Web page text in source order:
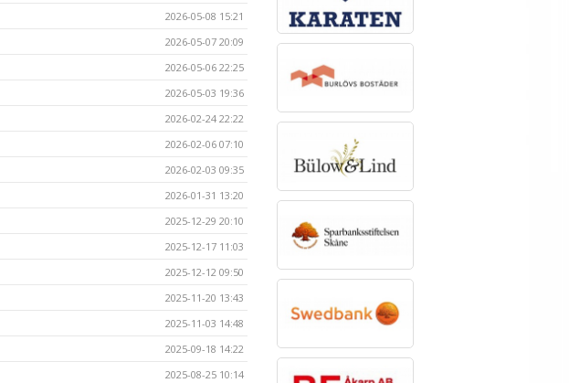
2026-05-08 15:21
2026-05-07 20:09
2026-05-06 22:25
2026-05-03 19:36
2026-02-24 22:22
2026-02-06 07:10
2026-02-03 09:35
2026-01-31 13:20
2025-12-29 20:10
2025-12-17 11:03
2025-12-12 09:50
2025-11-20 13:43
2025-11-03 14:48
2025-09-18 14:22
2025-08-25 10:14